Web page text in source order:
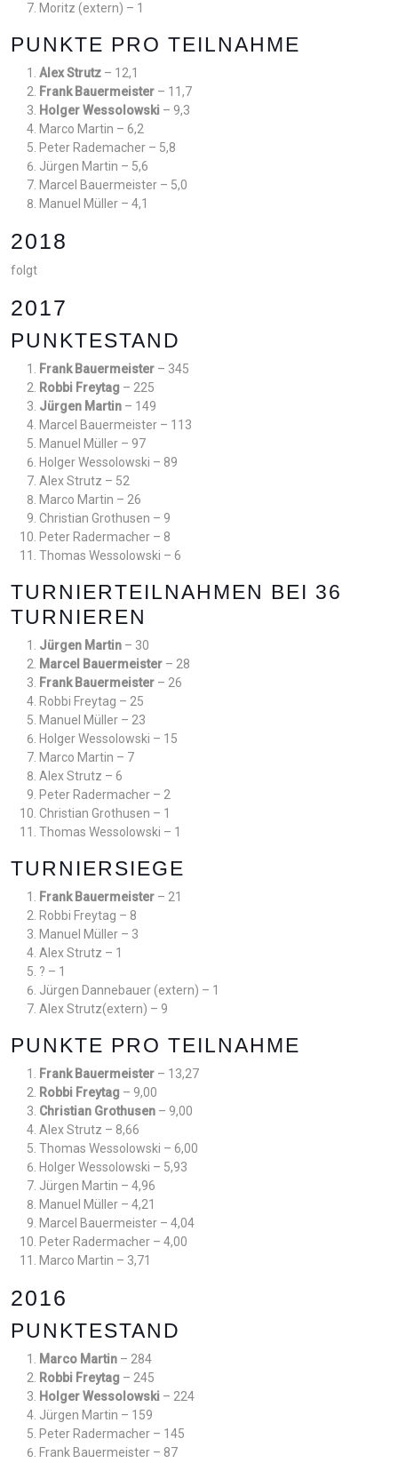
Moritz (extern) – 1
PUNKTE PRO TEILNAHME
Alex Strutz – 12,1
Frank Bauermeister – 11,7
Holger Wessolowski – 9,3
Marco Martin – 6,2
Peter Rademacher – 5,8
Jürgen Martin – 5,6
Marcel Bauermeister – 5,0
Manuel Müller – 4,1
2018
folgt
2017
PUNKTESTAND
Frank Bauermeister – 345
Robbi Freytag – 225
Jürgen Martin – 149
Marcel Bauermeister – 113
Manuel Müller – 97
Holger Wessolowski – 89
Alex Strutz – 52
Marco Martin – 26
Christian Grothusen – 9
Peter Radermacher – 8
Thomas Wessolowski – 6
TURNIERTEILNAHMEN BEI 36
TURNIEREN
Jürgen Martin – 30
Marcel Bauermeister – 28
Frank Bauermeister – 26
Robbi Freytag – 25
Manuel Müller – 23
Holger Wessolowski – 15
Marco Martin – 7
Alex Strutz – 6
Peter Radermacher – 2
Christian Grothusen – 1
Thomas Wessolowski – 1
TURNIERSIEGE
Frank Bauermeister – 21
Robbi Freytag – 8
Manuel Müller – 3
Alex Strutz – 1
? – 1
Jürgen Dannebauer (extern) – 1
Alex Strutz(extern) – 9
PUNKTE PRO TEILNAHME
Frank Bauermeister – 13,27
Robbi Freytag – 9,00
Christian Grothusen – 9,00
Alex Strutz – 8,66
Thomas Wessolowski – 6,00
Holger Wessolowski – 5,93
Jürgen Martin – 4,96
Manuel Müller – 4,21
Marcel Bauermeister – 4,04
Peter Radermacher – 4,00
Marco Martin – 3,71
2016
PUNKTESTAND
Marco Martin – 284
Robbi Freytag – 245
Holger Wessolowski – 224
Jürgen Martin – 159
Peter Radermacher – 145
Frank Bauermeister – 87